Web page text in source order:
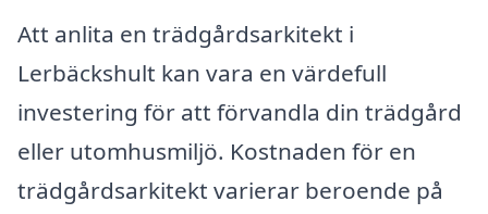
Att anlita en trädgårdsarkitekt i
Lerbäckshult kan vara en värdefull
investering för att förvandla din trädgård
eller utomhusmiljö. Kostnaden för en
trädgårdsarkitekt varierar beroende på